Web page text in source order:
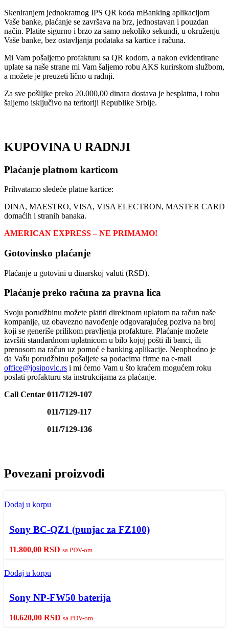
Skeniranjem jednokratnog IPS QR koda mBanking aplikacijom
Vaše banke, plaćanje se završava na brz, jednostavan i pouzdan
način. Platite sigurno i brzo za samo nekoliko sekundi, u okruženju
Vaše banke, bez ostavljanja podataka sa kartice i računa.
Mi Vam pošaljemo profakturu sa QR kodom, a nakon evidentirane
uplate sa naše strane mi Vam šaljemo robu AKS kurirskom službom,
a možete je preuzeti lično u radnji.
Za sve pošiljke preko 20.000,00 dinara dostava je besplatna, i robu
šaljemo isključivo na teritoriji Republike Srbije.
KUPOVINA U RADNJI
Plaćanje platnom karticom
Prihvatamo sledeće platne kartice:
DINA, MAESTRO, VISA, VISA ELECTRON, MASTER CARD
domaćih i stranih banaka.
AMERICAN EXPRESS – NE PRIMAMO!
Gotovinsko plaćanje
Plaćanje u gotovini u dinarskoj valuti (RSD).
Plaćanje preko računa za pravna lica
Svoju porudžbinu možete platiti direktnom uplatom na račun naše
kompanije, uz obavezno navođenje odgovarajućeg poziva na broj
koji se generiše prilikom pravljenja profakture. Plaćanje možete
izvršiti standardnom uplatnicom u bilo kojoj pošti ili banci, ili
prenosom na račun uz pomoć e banking aplikacije. Neophodno je
da Vašu porudžbinu pošaljete sa podacima firme na e-mail
office@josipovic.rs i mi ćemo Vam u što kraćem mogućem roku
poslati profakturu sta instrukcijama za plaćanje.
Call Centar 011/7129-107
011/7129-117
011/7129-136
Povezani proizvodi
Dodaj u korpu
Sony BC-QZ1 (punjac za FZ100)
11.800,00 RSD sa PDV-om
Dodaj u korpu
Sony NP-FW50 baterija
10.620,00 RSD sa PDV-om